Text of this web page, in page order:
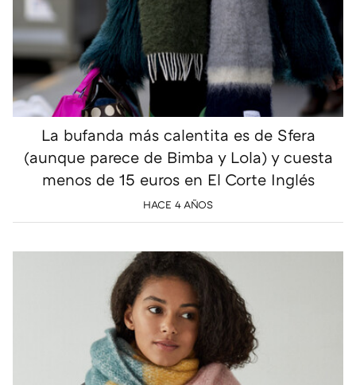
La bufanda más calentita es de Sfera
(aunque parece de Bimba y Lola) y cuesta
menos de 15 euros en El Corte Inglés
HACE 4 AÑOS